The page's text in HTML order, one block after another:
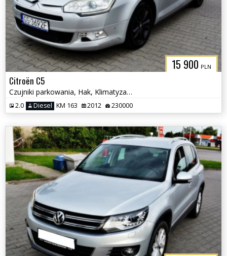
15 900 PLN
Citroën C5
Czujniki parkowania, Hak, Klimatyzacja
2.0 Diesel KM 163 2012 230000